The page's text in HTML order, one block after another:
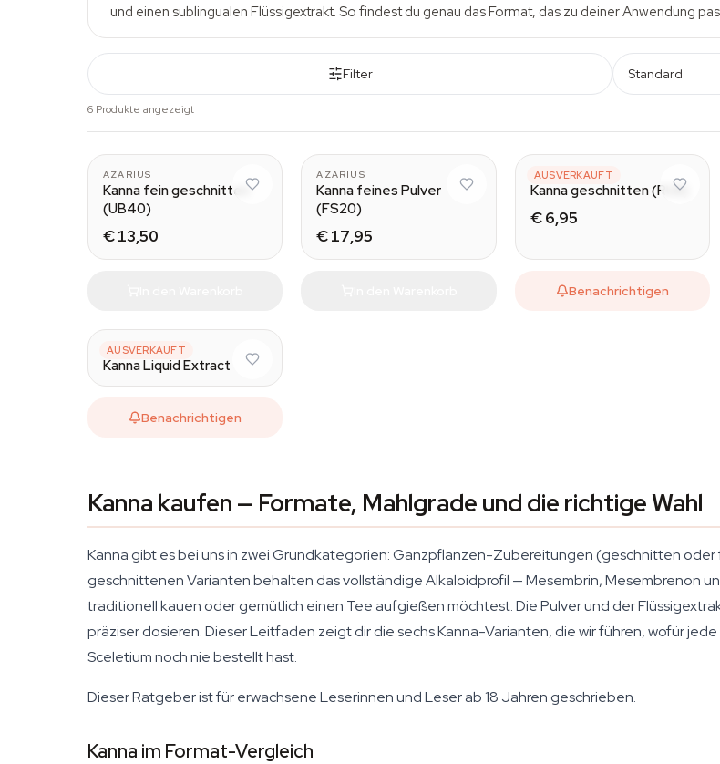
und einen sublingualen Flüssigextrakt. So findest du genau das Format, das zu deiner Anwendung
Filter Standard
6 Produkte angezeigt
AZARIUS
Kanna fein geschnitten
(UB40)
€ 13,50
AZARIUS
Kanna feines Pulver
(FS20)
€ 17,95
AUSVERKAUFT
AZARIUS
Kanna geschnitten (RU8)
€ 6,95
Benachrichtigen
AUSVERKAUFT
AZARIUS
Kanna Liquid Extract
Benachrichtigen
Kanna kaufen — Formate, Mahlgrade und die richtige Wahl
Kanna gibt es bei uns in zwei Grundkategorien: Ganzpflanzen-Zubereitungen (geschnitten
geschnittenen Varianten behalten das vollständige Alkaloidprofil — Mesembrin, Mesembrenon
traditionell kauen oder gemütlich einen Tee aufgießen möchtest. Die Pulver und der
präziser dosieren. Dieser Leitfaden zeigt dir die sechs Kanna-Varianten, die wir führen, wofür
Sceletium noch nie bestellt hast.
Dieser Ratgeber ist für erwachsene Leserinnen und Leser ab 18 Jahren geschrieben.
Kanna im Format-Vergleich